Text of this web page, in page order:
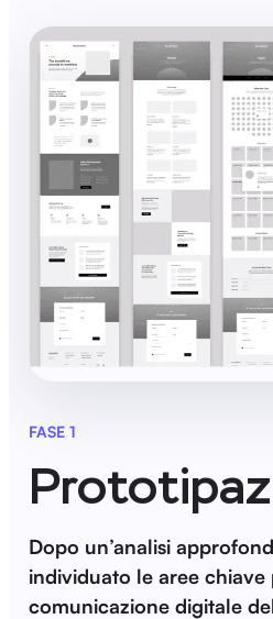
FASE 1
Dopo un’analisi
individuato le aree
comunicazione digitale